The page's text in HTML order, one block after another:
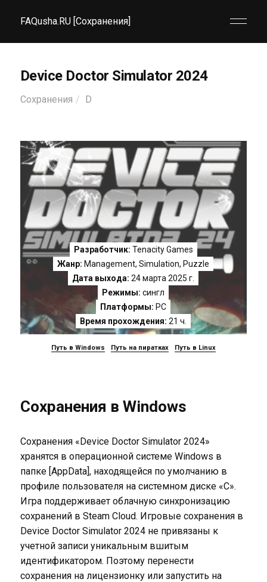
FAQusha.RU [Сохранения]
Device Doctor Simulator 2024
Сохранения D
Разработчик: Tenacity Games
Жанр: Management,Simulation, Puzzle
Дата выхода: 24 марта 2025 г.
Режимы: сингл
Платформы: PC
Время прохождения: 21 ч.
Путь в Windows Путь на пиратках Путь в Linux
Сохранения в Windows
Сохранения «Device Doctor Simulator 2024»
хранятся в операционной системе Windows в
папке [AppData], находящейся по умолчанию в
профиле пользователя на системном диске «C».
Игра поддерживает облачную синхронизацию
сохранений в Steam Cloud. Игровые сохранения в
Device Doctor Simulator 2024 не привязаны к
учетной записи уникальным вшитым
идентификатором. Поэтому перенести
сохранения на лицензионку или запустить на